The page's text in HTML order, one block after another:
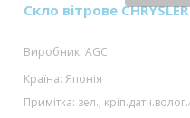
Скло вітрове
Виробник: AGC
Країна: Японія